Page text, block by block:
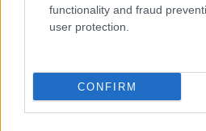
functionality and fraud
user protection.
CONFIRM
Αλλάζουν τα